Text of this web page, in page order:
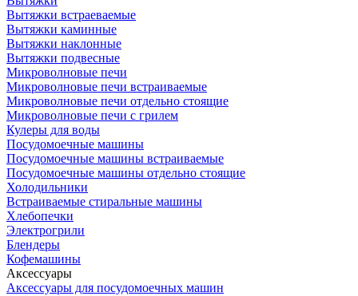
Вытяжки встраеваемые
Вытяжки каминные
Вытяжки наклонные
Вытяжки подвесные
Микроволновые печи
Микроволновые печи встраиваемые
Микроволновые печи отдельно стоящие
Микроволновые печи с грилем
Кулеры для воды
Посудомоечные машины
Посудомоечные машины встраиваемые
Посудомоечные машины отдельно стоящие
Холодильники
Встраиваемые стиральные машины
Хлебопечки
Электрогрили
Блендеры
Кофемашины
Аксессуары
Аксессуары для посудомоечных машин